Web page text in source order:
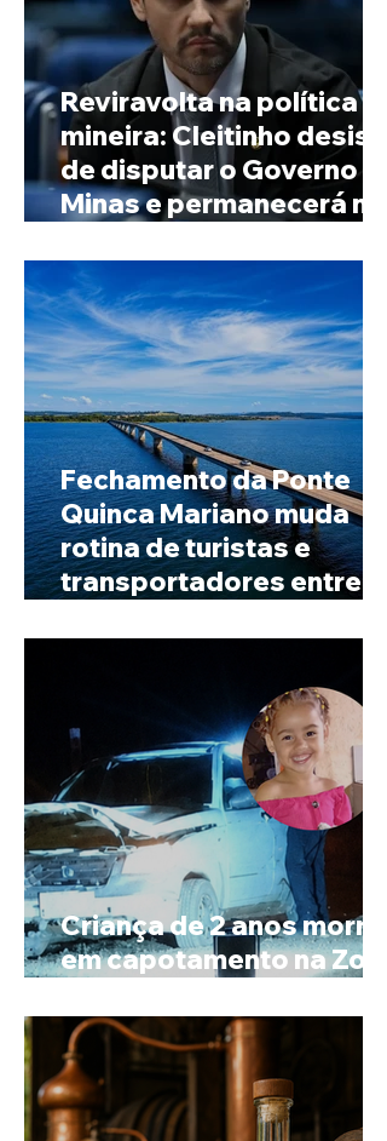
Reviravolta na política
mineira: Cleitinho desiste
de disputar o Governo de
Minas e permanecerá no
Fechamento da Ponte
Quinca Mariano muda
rotina de turistas e
transportadores entre
Criança de 2 anos morre
em capotamento na Zona